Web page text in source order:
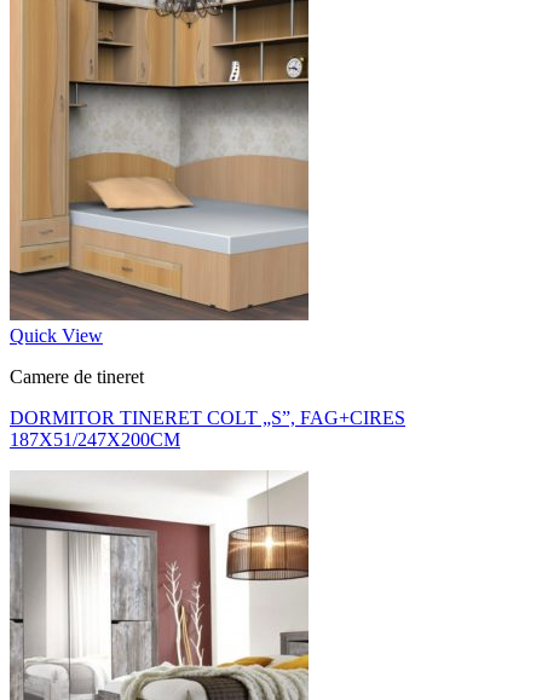
Quick View
Camere de tineret
DORMITOR TINERET COLT „S”, FAG+CIRES
187X51/247X200CM